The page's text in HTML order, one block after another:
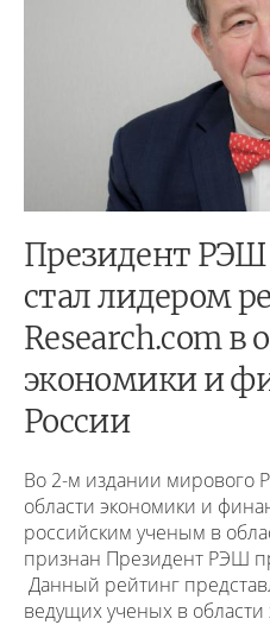
Президент
стал лидером
Research.com в
экономики и
России
Во 2-м издании мирового
области экономики и
российским ученым в
признан Президент РЭШ
Данный рейтинг
ведущих ученых в